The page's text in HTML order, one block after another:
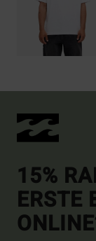
15%
ERSTE